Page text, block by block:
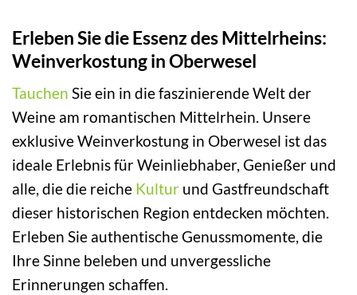
Erleben Sie die Essenz des Mittelrheins:
Weinverkostung in Oberwesel
Tauchen Sie ein in die faszinierende Welt der
Weine am romantischen Mittelrhein. Unsere
exklusive Weinverkostung in Oberwesel ist das
ideale Erlebnis für Weinliebhaber, Genießer und
alle, die die reiche Kultur und Gastfreundschaft
dieser historischen Region entdecken möchten.
Erleben Sie authentische Genussmomente, die
Ihre Sinne beleben und unvergessliche
Erinnerungen schaffen.